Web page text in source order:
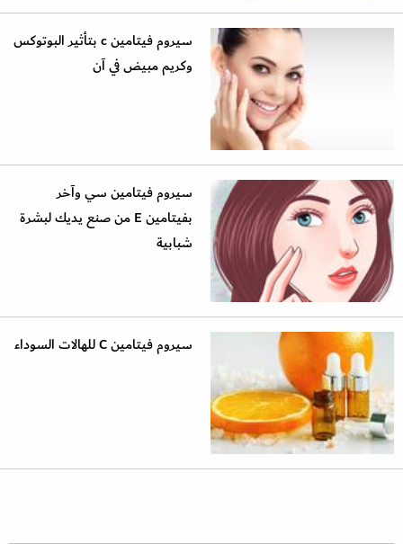
سيروم فيتامين c بتأثير البوتوكس
وكريم مبيض في آن
سيروم فيتامين سي وآخر
بفيتامين E من صنع يديك لبشرة
شبابية
سيروم فيتامين C للهالات السوداء